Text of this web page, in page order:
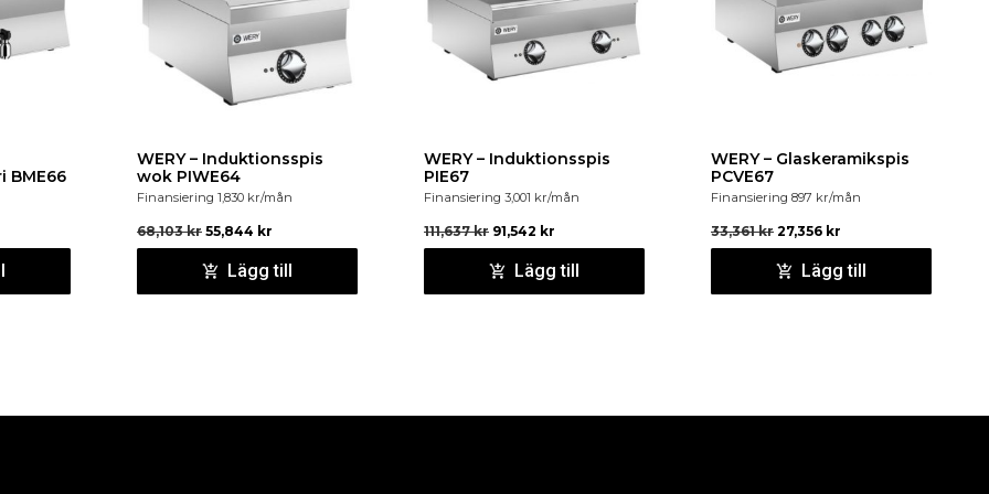
BME66
WERY – Induktionsspis
wok PIWE64
Finansiering 1,830 kr/mån
68,103kr 55,844 kr
Lägg till
WERY – Induktionsspis
PIE67
Finansiering 3,001 kr/mån
111,637kr 91,542 kr
Lägg till
WERY – Glaskeramikspis
PCVE67
Finansiering 897 kr/mån
33,361kr 27,356 kr
Lägg till